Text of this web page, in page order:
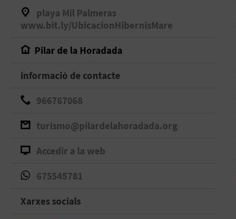
playa Mil Palmeras
www.bit.ly/UbicacionHibernisMare
Pilar de la Horadada
informació de contacte
966767068
turismo@pilardelahoradada.org
Accedir a la web
675545781
Xarxes socials